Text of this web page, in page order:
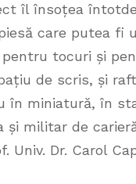
îl însoțea
care putea fi
tocuri și
de scris, și
în miniatură, în
și militar de
Univ. Dr. Carol